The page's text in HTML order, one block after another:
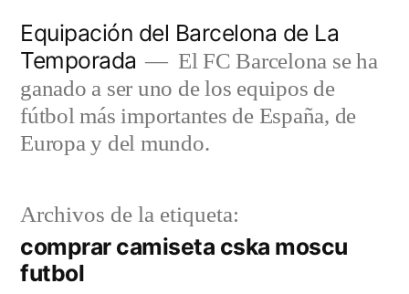
contenido
Equipación del Barcelona de La
Temporada
El FC Barcelona se ha
ganado a ser uno de los equipos de
fútbol más importantes de España, de
Europa y del mundo.
Archivos de la etiqueta:
comprar camiseta cska moscu
futbol